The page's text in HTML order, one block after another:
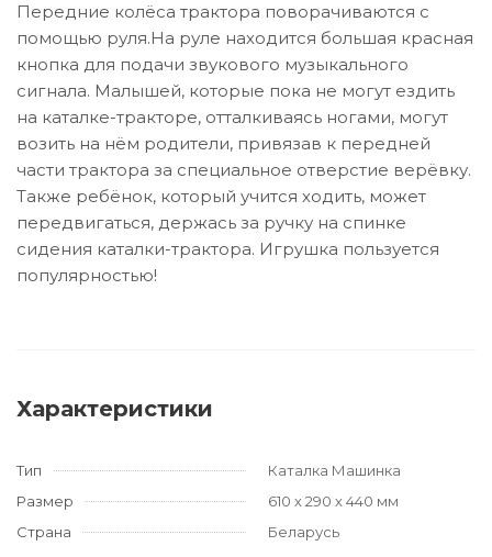
Передние колёса трактора поворачиваются с
помощью руля.На руле находится большая красная
кнопка для подачи звукового музыкального
сигнала. Малышей, которые пока не могут ездить
на каталке-тракторе, отталкиваясь ногами, могут
возить на нём родители, привязав к передней
части трактора за специальное отверстие верёвку.
Также ребёнок, который учится ходить, может
передвигаться, держась за ручку на спинке
сидения каталки-трактора. Игрушка пользуется
популярностью!
Характеристики
Тип
Каталка Машинка
Размер
610 х 290 х 440 мм
Страна
Беларусь